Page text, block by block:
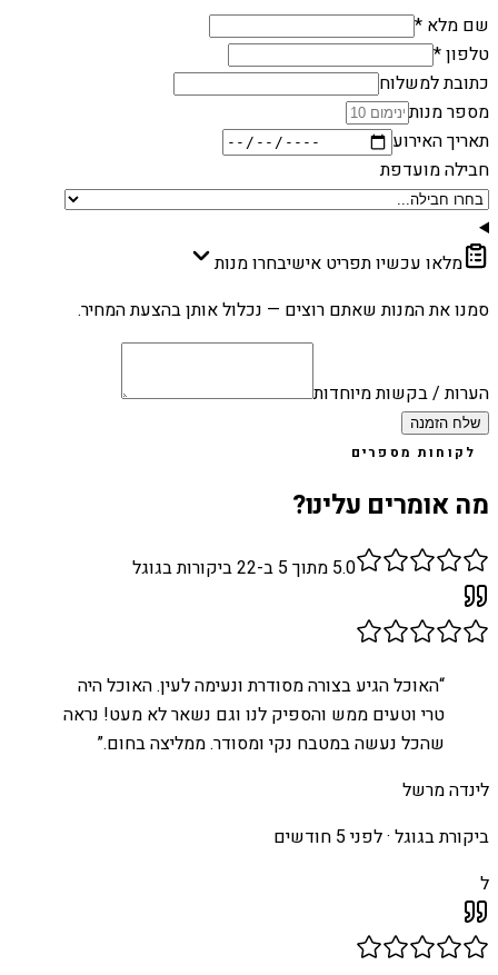
שם מלא *
טלפון *
כתובת למשלוח
מספר מנות
תאריך האירוע
חבילה מועדפת
מלאו עכשיו תפריט אישיבחרו מנות
סמנו את המנות שאתם רוצים — נכלול אותן בהצעת המחיר.
הערות / בקשות מיוחדות
שלח הזמנה
לקוחות מספרים
מה אומרים עלינו?
5.0 מתוך 5 ב- 22ביקורות בגוגל
“האוכל הגיע בצורה מסודרת ונעימה לעין. האוכל היה
טרי וטעים ממש והספיק לנו וגם נשאר לא מעט! נראה
שהכל נעשה במטבח נקי ומסודר. ממליצה בחום.”
לינדה מרשל
ביקורת בגוגל ·לפני 5 חודשים
ל